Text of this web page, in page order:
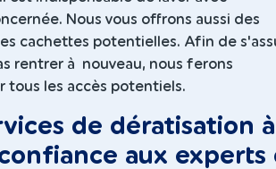
Nous vous offrons aussi des
cachettes potentielles. Afin de
rentrer à nouveau, nous ferons
tous les accès potentiels.
de dératisation à
aux experts